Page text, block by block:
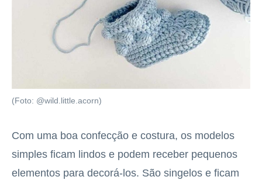
(Foto: @wild.little.acorn)
Com uma boa confecção e costura, os modelos
simples ficam lindos e podem receber pequenos
elementos para decorá-los. São singelos e ficam